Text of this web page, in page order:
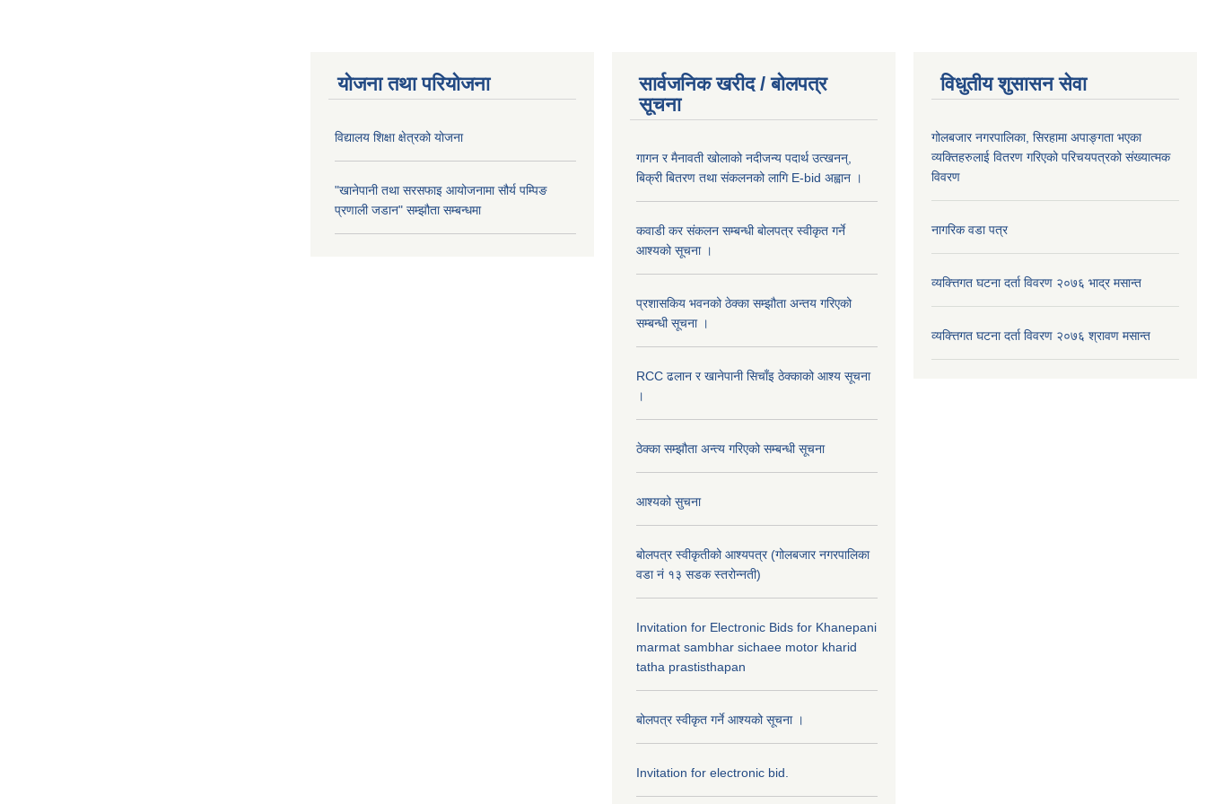
योजना तथा परियोजना
विद्यालय शिक्षा क्षेत्रको योजना
"खानेपानी तथा सरसफाइ आयोजनामा सौर्य पम्पिङ
प्रणाली जडान" सम्झौता सम्बन्धमा
सार्वजनिक खरीद / बोलपत्र
सूचना
गागन र मैनावती खोलाको नदीजन्य पदार्थ उत्खनन्,
बिक्री बितरण तथा संकलनको लागि E-bid अह्वान ।
कवाडी कर संकलन सम्बन्धी बोलपत्र स्वीकृत गर्ने
आश्यको सूचना ।
प्रशासकिय भवनको ठेक्का सम्झौता अन्तय गरिएको
सम्बन्धी सूचना ।
RCC ढलान र खानेपानी सिचाँइ ठेक्काको आश्य सूचना
।
ठेक्का सम्झौता अन्त्य गरिएको सम्बन्धी सूचना
आश्यको सुचना
बोलपत्र स्वीकृतीको आश्यपत्र (गोलबजार नगरपालिका
वडा नं १३ सडक स्तरोन्नती)
Invitation for Electronic Bids for Khanepani
marmat sambhar sichaee motor kharid
tatha prastisthapan
बोलपत्र स्वीकृत गर्ने आश्यको सूचना ।
Invitation for electronic bid.
विधुतीय शुसासन सेवा
गोलबजार नगरपालिका, सिरहामा अपाङ्गता भएका
व्यक्तिहरुलाई वितरण गरिएको परिचयपत्रको संख्यात्मक
विवरण
नागरिक वडा पत्र
व्यक्त्तिगत घटना दर्ता विवरण २०७६ भाद्र मसान्त
व्यक्त्तिगत घटना दर्ता विवरण २०७६ श्रावण मसान्त